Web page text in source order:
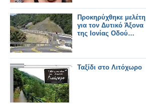
Προκηρύχθηκε μελέτη
για τον Δυτικό Άξονα
της Ιονίας Οδού…
Ταξίδι στο Λιτόχωρο